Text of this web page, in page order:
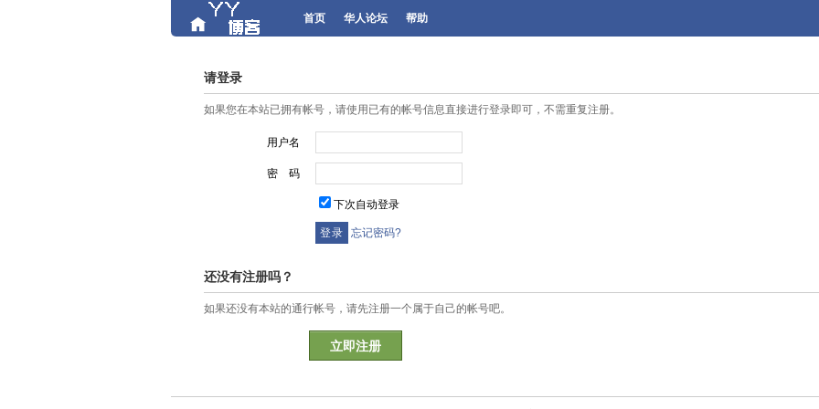
首页 华人论坛 帮助
请登录
如果您在本站已拥有帐号，请使用已有的帐号信息直接进行登录即可，不需重复注册。
用户名
密 码
下次自动登录
忘记密码?
还没有注册吗？
如果还没有本站的通行帐号，请先注册一个属于自己的帐号吧。
立即注册